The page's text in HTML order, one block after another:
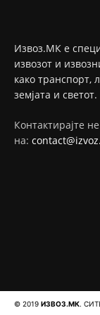
Извоз.МК е
извозот и
како транспорт,
земјата и светот.
Контактирајте
на:
© 2019 ИЗВОЗ.МК.